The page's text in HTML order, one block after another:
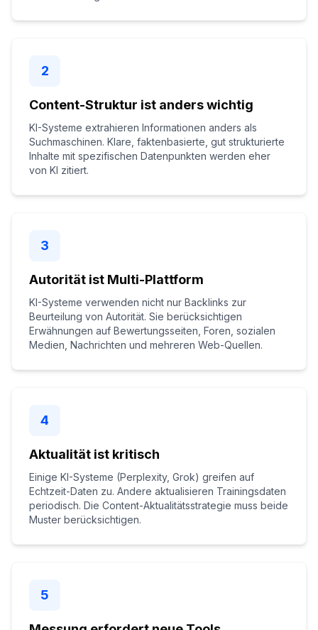
2
Content-Struktur ist anders wichtig
KI-Systeme extrahieren Informationen anders als
Suchmaschinen. Klare, faktenbasierte, gut strukturierte
Inhalte mit spezifischen Datenpunkten werden eher
von KI zitiert.
3
Autorität ist Multi-Plattform
KI-Systeme verwenden nicht nur Backlinks zur
Beurteilung von Autorität. Sie berücksichtigen
Erwähnungen auf Bewertungsseiten, Foren, sozialen
Medien, Nachrichten und mehreren Web-Quellen.
4
Aktualität ist kritisch
Einige KI-Systeme (Perplexity, Grok) greifen auf
Echtzeit-Daten zu. Andere aktualisieren Trainingsdaten
periodisch. Die Content-Aktualitätsstrategie muss beide
Muster berücksichtigen.
5